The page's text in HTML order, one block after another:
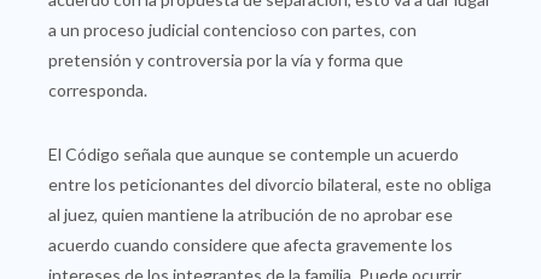
a un proceso judicial contencioso con partes, con
pretensión y controversia por la vía y forma que
corresponda.
El Código señala que aunque se contemple un acuerdo
entre los peticionantes del divorcio bilateral, este no obliga
al juez, quien mantiene la atribución de no aprobar ese
acuerdo cuando considere que afecta gravemente los
intereses de los integrantes de la familia. Puede ocurrir